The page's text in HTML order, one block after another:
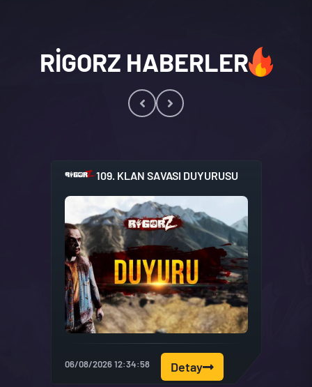
RIGORZ HABERLER
109. KLAN SAVASI DUYURUSU
06/08/2026 12:34:58 Detay